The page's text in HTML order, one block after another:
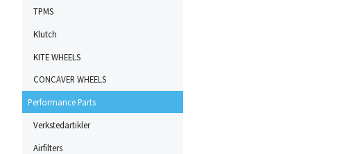
TPMS
Klutch
KITE WHEELS
CONCAVER WHEELS
Performance Parts
Verkstedartikler
Airfilters